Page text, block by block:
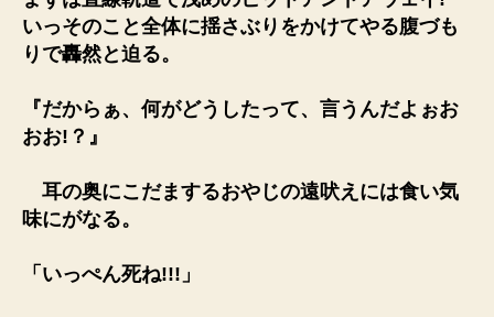
いっそのこと全体に揺さぶりをかけてやる腹づも
りで轟然と迫る。
『だからぁ、何がどうしたって、言うんだよぉお
おお!？』
耳の奥にこだまするおやじの遠吠えには食い気
味にがなる。
「いっぺん死ね!!!」